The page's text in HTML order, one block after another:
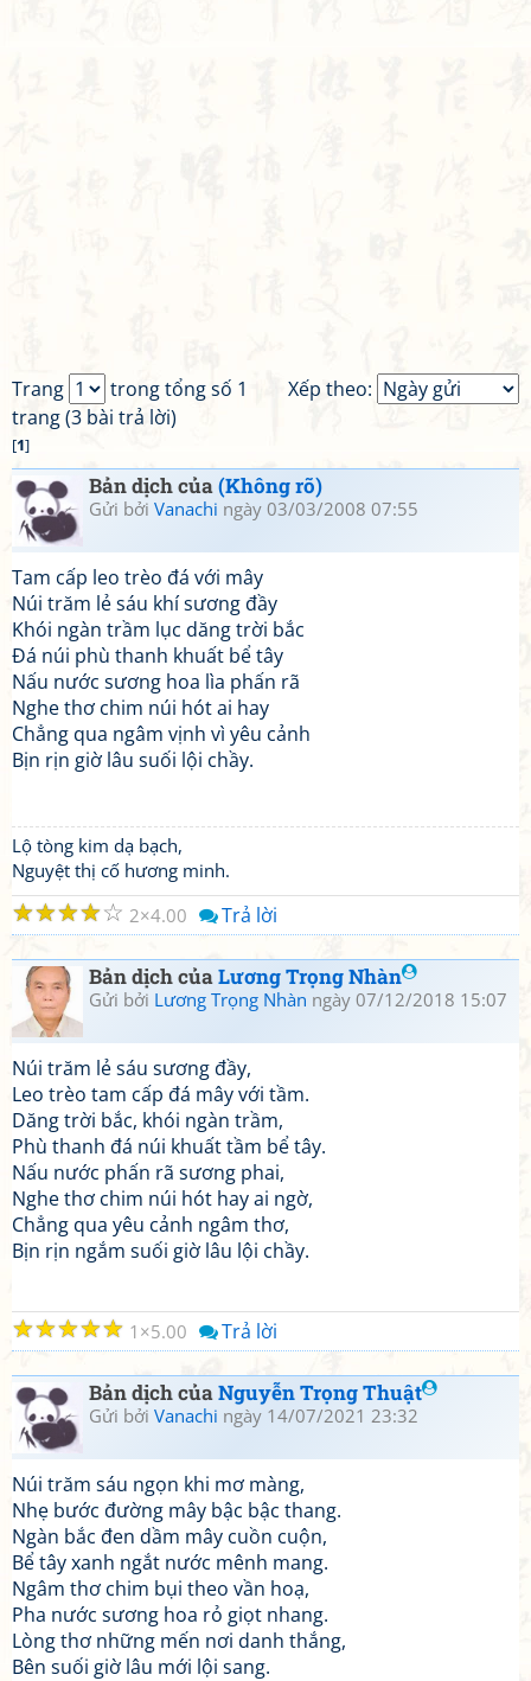
Xếp theo:
Trang
trong tổng số 1
trang (3 bài trả lời)
[1]
Bản dịch của(Không rõ)
Gửi bởi Vanachi ngày 03/03/2008 07:55
Tam cấp leo trèo đá với mây
Núi trăm lẻ sáu khí sương đầy
Khói ngàn trầm lục dăng trời bắc
Đá núi phù thanh khuất bể tây
Nấu nước sương hoa lìa phấn rã
Nghe thơ chim núi hót ai hay
Chẳng qua ngâm vịnh vì yêu cảnh
Bịn rịn giờ lâu suối lội chầy.
Lộ tòng kim dạ bạch,
Nguyệt thị cố hương minh.
☆
☆
☆
☆
☆ 2 4.00 Trả lời
Bản dịch củaLương Trọng Nhàn
Gửi bởi Lương Trọng Nhàn ngày 07/12/2018 15:07
Núi trăm lẻ sáu sương đầy,
Leo trèo tam cấp đá mây với tầm.
Dăng trời bắc, khói ngàn trầm,
Phù thanh đá núi khuất tầm bể tây.
Nấu nước phấn rã sương phai,
Nghe thơ chim núi hót hay ai ngờ,
Chẳng qua yêu cảnh ngâm thơ,
Bịn rịn ngắm suối giờ lâu lội chầy.
☆
☆
☆
☆
☆ 1 5.00 Trả lời
Bản dịch củaNguyễn Trọng Thuật
Gửi bởi Vanachi ngày 14/07/2021 23:32
Núi trăm sáu ngọn khi mơ màng,
Nhẹ bước đường mây bậc bậc thang.
Ngàn bắc đen dầm mây cuồn cuộn,
Bể tây xanh ngắt nước mênh mang.
Ngâm thơ chim bụi theo vần hoạ,
Pha nước sương hoa rỏ giọt nhang.
Lòng thơ những mến nơi danh thắng,
Bên suối giờ lâu mới lội sang.